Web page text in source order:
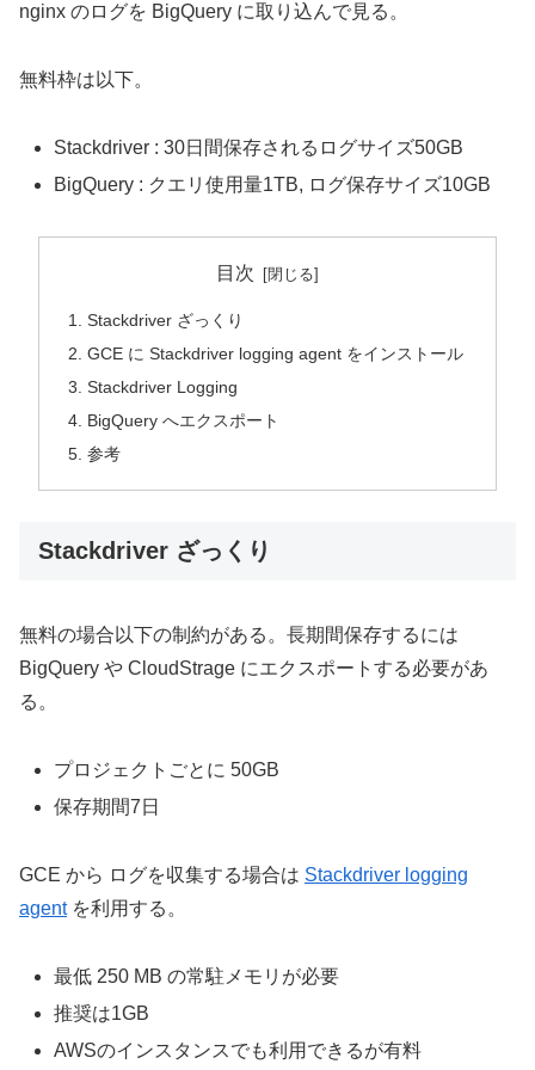
nginx のログを BigQuery に取り込んで見る。
無料枠は以下。
Stackdriver : 30日間保存されるログサイズ50GB
BigQuery : クエリ使用量1TB, ログ保存サイズ10GB
目次
Stackdriver ざっくり
GCE に Stackdriver logging agent をインストール
Stackdriver Logging
BigQuery へエクスポート
参考
Stackdriver ざっくり
無料の場合以下の制約がある。長期間保存するには
BigQuery や CloudStrage にエクスポートする必要があ
る。
プロジェクトごとに 50GB
保存期間7日
GCE から ログを収集する場合は Stackdriver logging
agentを利用する。
最低 250 MB の常駐メモリが必要
推奨は1GB
AWSのインスタンスでも利用できるが有料